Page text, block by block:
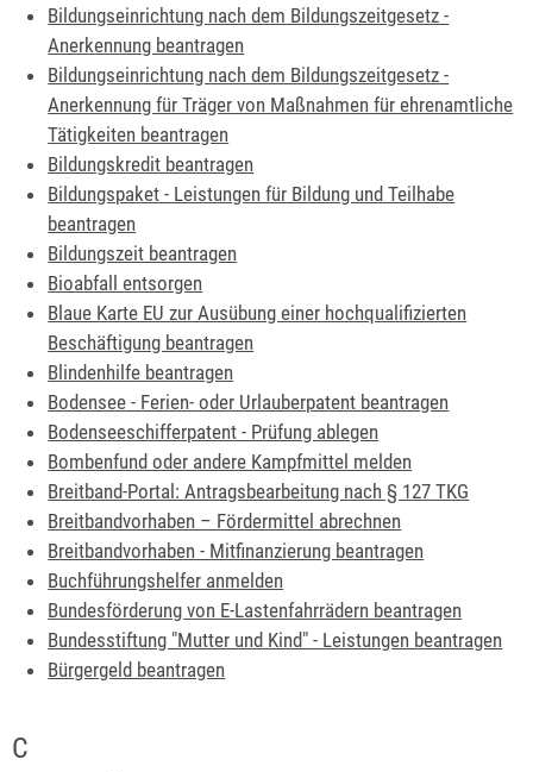
Bildungseinrichtung nach dem Bildungszeitgesetz -
Anerkennung beantragen
Bildungseinrichtung nach dem Bildungszeitgesetz -
Anerkennung für Träger von Maßnahmen für ehrenamtliche
Tätigkeiten beantragen
Bildungskredit beantragen
Bildungspaket - Leistungen für Bildung und Teilhabe
beantragen
Bildungszeit beantragen
Bioabfall entsorgen
Blaue Karte EU zur Ausübung einer hochqualifizierten
Beschäftigung beantragen
Blindenhilfe beantragen
Bodensee - Ferien- oder Urlauberpatent beantragen
Bodenseeschifferpatent - Prüfung ablegen
Bombenfund oder andere Kampfmittel melden
Breitband-Portal: Antragsbearbeitung nach § 127 TKG
Breitbandvorhaben – Fördermittel abrechnen
Breitbandvorhaben - Mitfinanzierung beantragen
Buchführungshelfer anmelden
Bundesförderung von E-Lastenfahrrädern beantragen
Bundesstiftung "Mutter und Kind" - Leistungen beantragen
Bürgergeld beantragen
C